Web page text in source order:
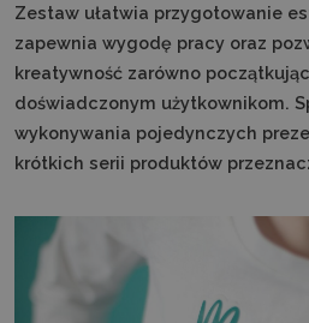
Zestaw ułatwia przygotowanie
zapewnia wygodę pracy oraz
kreatywność zarówno
doświadczonym użytkownikom.
wykonywania pojedynczych
krótkich serii produktów